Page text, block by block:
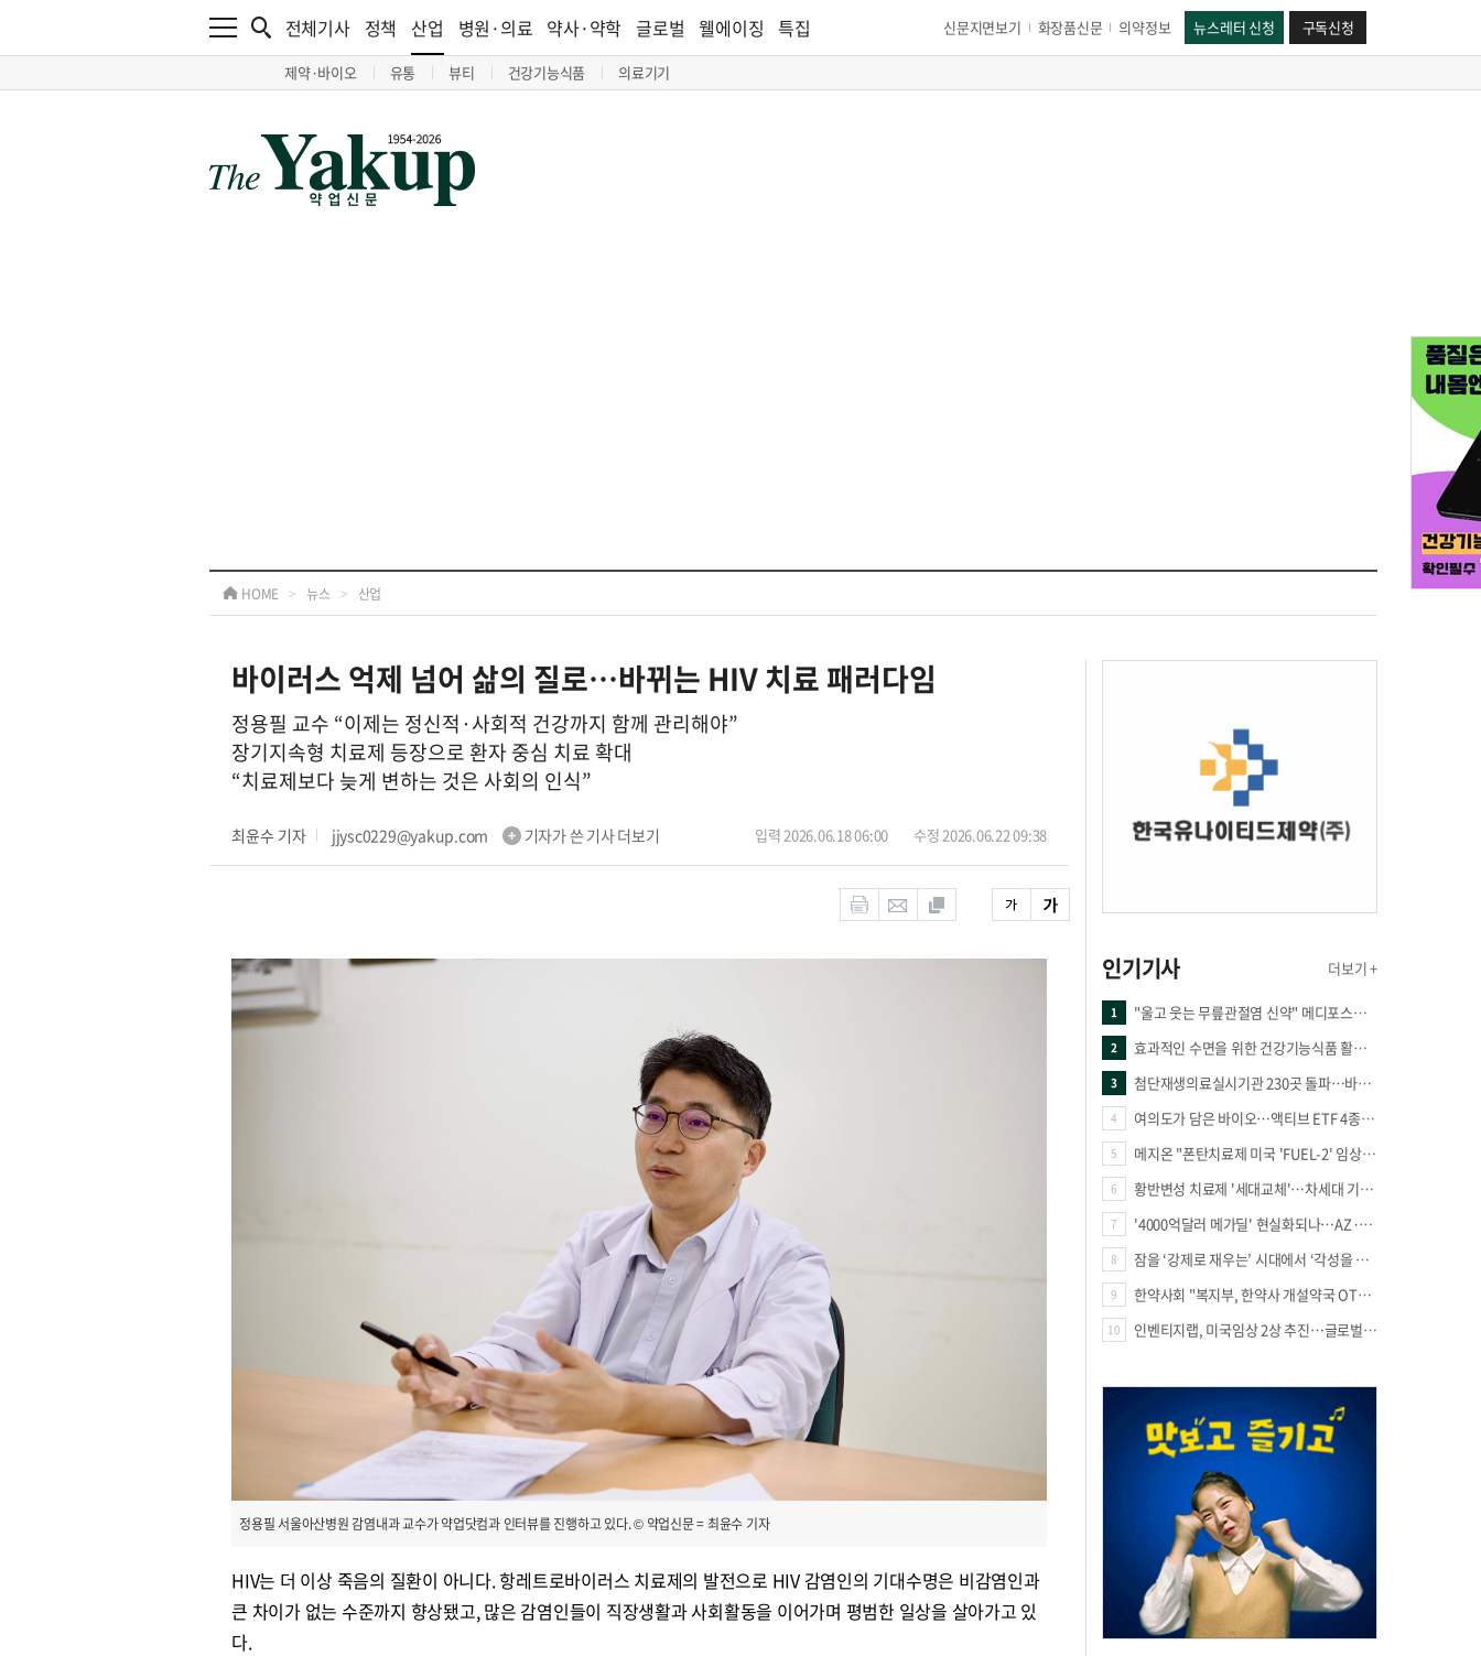
전체기사 정책 산업
제약·바이오 유통 뷰티 건강기능식품 의료기기
병원·의료 약사·약학 글로벌 웰에이징 특집 신문지면보기 화장품신문 의약정보 뉴스레터 신청 구독신청
HOME > 뉴스 > 산업
바이러스 억제 넘어 삶의 질로…바뀌는 HIV 치료 패러다임
정용필 교수 “이제는 정신적·사회적 건강까지 함께 관리해야”
장기지속형 치료제 등장으로 환자 중심 치료 확대
“치료제보다 늦게 변하는 것은 사회의 인식”
최윤수 기자 jjysc0229@yakup.com 기자가 쓴 기사 더보기 입력 2026.06.18 06:00 수정 2026.06.22 09:38
정용필 서울아산병원 감염내과 교수가 약업닷컴과 인터뷰를 진행하고 있다. © 약업신문 = 최윤수 기자
HIV는 더 이상 죽음의 질환이 아니다. 항레트로바이러스 치료제의 발전으로 HIV 감염인의 기대수명은 비감염인과
큰 차이가 없는 수준까지 향상됐고, 많은 감염인들이 직장생활과 사회활동을 이어가며 평범한 일상을 살아가고 있
다.
인기기사 더보기 +
1 "울고 웃는 무릎관절염 신약" 메디포스트·강스템·네이처셀 전진, 코오롱티슈진 반전 과제
2 효과적인 수면을 위한 건강기능식품 활용법
3 첨단재생의료실시기관 230곳 돌파…바이오 새 시장 꿈틀
4 여의도가 담은 바이오…액티브 ETF 4종의 선택은
5 메지온 "폰탄치료제 미국 'FUEL-2' 임상 프로토콜 영국 승인"
6 황반변성 치료제 '세대교체'…차세대 기전 경쟁 본격화
7 '4000억달러 메가딜' 현실화되나…AZ·BMS 합병설에 글로벌 제약업계 촉각
8 잠을 ‘강제로 재우는’ 시대에서 ‘각성을 낮추는’ 시대로
9 한약사회 "복지부, 한약사 개설약국 OTC 공급 방해 더는 방관 말아야"
10 인벤티지랩, 미국임상 2상 추진…글로벌 팁스 통해 정부 지원 60억원 확보